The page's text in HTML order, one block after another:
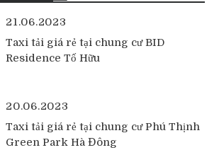
21.06.2023
Taxi tải giá rẻ tại chung cư BID
Residence Tố Hữu
20.06.2023
Taxi tải giá rẻ tại chung cư Phú Thịnh
Green Park Hà Đông